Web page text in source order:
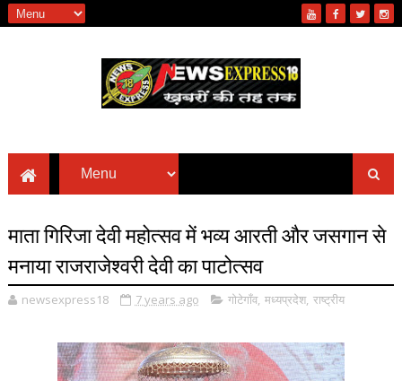
माता गिरिजा देवी महोत्सव में भव्य आरती और जसगान से
मनाया राजराजेश्वरी देवी का पाटोत्सव
newsexpress18 7 years ago गोटेगाँव, मध्यप्रदेश, राष्ट्रीय